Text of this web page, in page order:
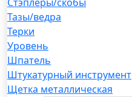
Стэплеры/скобы
Тазы/ведра
Терки
Уровень
Шпатель
Штукатурный инструмент
Щетка металлическая